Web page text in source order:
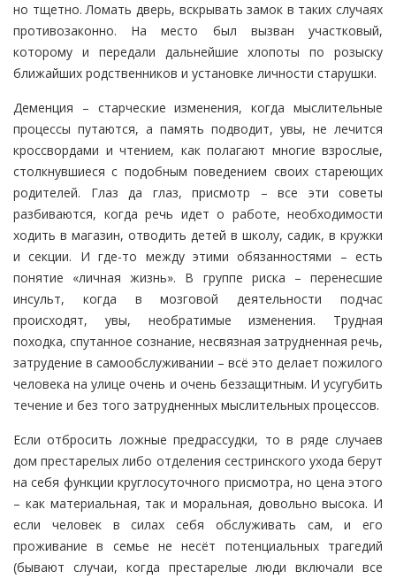
но тщетно. Ломать дверь, вскрывать замок в таких случаях
противозаконно. На место был вызван участковый,
которому и передали дальнейшие хлопоты по розыску
ближайших родственников и установке личности старушки.
Деменция – старческие изменения, когда мыслительные
процессы путаются, а память подводит, увы, не лечится
кроссвордами и чтением, как полагают многие взрослые,
столкнувшиеся с подобным поведением своих стареющих
родителей. Глаз да глаз, присмотр – все эти советы
разбиваются, когда речь идет о работе, необходимости
ходить в магазин, отводить детей в школу, садик, в кружки
и секции. И где-то между этими обязанностями – есть
понятие «личная жизнь». В группе риска – перенесшие
инсульт, когда в мозговой деятельности подчас
происходят, увы, необратимые изменения. Трудная
походка, спутанное сознание, несвязная затрудненная речь,
затрудение в самообслуживании – всё это делает пожилого
человека на улице очень и очень беззащитным. И усугубить
течение и без того затрудненных мыслительных процессов.
Если отбросить ложные предрассудки, то в ряде случаев
дом престарелых либо отделения сестринского ухода берут
на себя функции круглосуточного присмотра, но цена этого
– как материальная, так и моральная, довольно высока. И
если человек в силах себя обслуживать сам, и его
проживание в семье не несёт потенциальных трагедий
(бывают случаи, когда престарелые люди включали все